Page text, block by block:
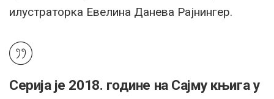
илустраторка Евелина Данева Рајнингер.
Серија је 2018. године на Сајму књига у